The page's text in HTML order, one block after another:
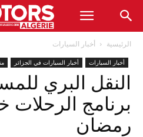
الرئيسية أخبار السيارات
أخبار السيارات أخبار السيارات في الجزائر
النقل البري
برنامج الرحلات
رمضان